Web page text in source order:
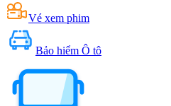
Vé xem phim
Bảo hiểm Ô tô